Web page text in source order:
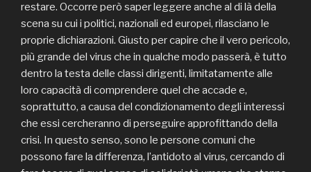
restare. Occorre però saper leggere anche al di là della
scena su cui i politici, nazionali ed europei, rilasciano le
proprie dichiarazioni. Giusto per capire che il vero pericolo,
più grande del virus che in qualche modo passerà, è tutto
dentro la testa delle classi dirigenti, limitatamente alle
loro capacità di comprendere quel che accade e,
soprattutto, a causa del condizionamento degli interessi
che essi cercheranno di perseguire approfittando della
crisi. In questo senso, sono le persone comuni che
possono fare la differenza, l’antidoto al virus, cercando di